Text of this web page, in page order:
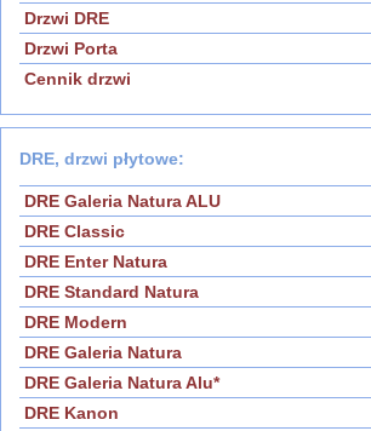
Drzwi DRE
Drzwi Porta
Cennik drzwi
DRE, drzwi płytowe:
DRE Galeria Natura ALU
DRE Classic
DRE Enter Natura
DRE Standard Natura
DRE Modern
DRE Galeria Natura
DRE Galeria Natura Alu*
DRE Kanon